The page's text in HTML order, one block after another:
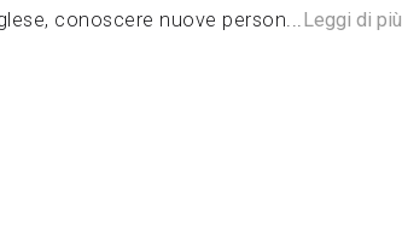
conoscere nuove person...Leggi di più